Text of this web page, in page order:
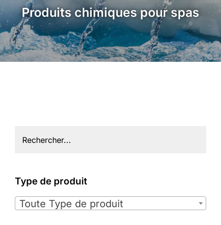
Produits chimiques pour spas
Type de produit
Toute Type de produit